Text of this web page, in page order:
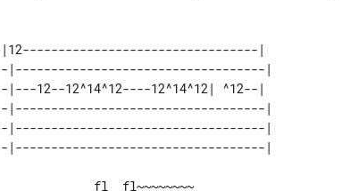
|12---------------------------------|
|-----------------------------------|
12^14^12----12^14^12| ^12--|
|-----------------------------------|
|-----------------------------------|